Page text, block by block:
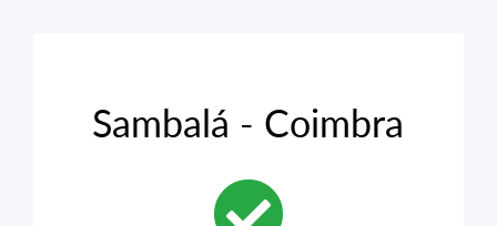
Sambalá - Coimbra